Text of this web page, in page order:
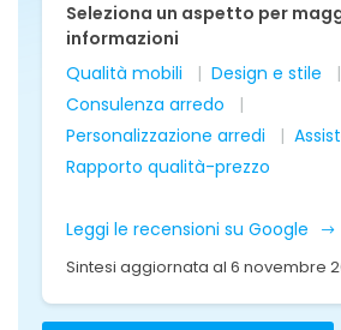
Seleziona un aspetto per
informazioni
Qualità mobili
Design e stile
Consulenza arredo
Personalizzazione arredi
Rapporto qualità-prezzo
Leggi le recensioni su Google
Sintesi aggiornata al 6 novembre